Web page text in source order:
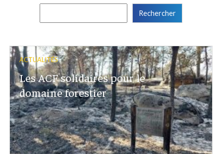
Rechercher :
ACTUALITÉS
Les ACF solidaires pour le
domaine forestier